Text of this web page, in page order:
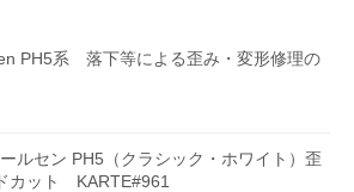
PH5系 落下等による歪み・変形修理の
ルセン PH5（クラシック・ホワイト）歪
カット KARTE#961